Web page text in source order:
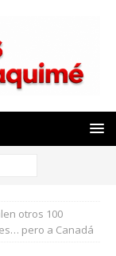
otros 100
pero a Canadá